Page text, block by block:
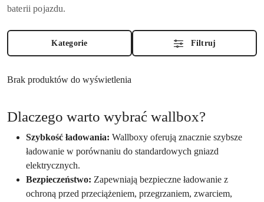
baterii pojazdu.
Kategorie Filtruj
Brak produktów do wyświetlenia
Dlaczego warto wybrać wallbox?
Szybkość ładowania: Wallboxy oferują znacznie szybsze
ładowanie w porównaniu do standardowych gniazd
elektrycznych.
Bezpieczeństwo: Zapewniają bezpieczne ładowanie z
ochroną przed przeciążeniem, przegrzaniem, zwarciem,